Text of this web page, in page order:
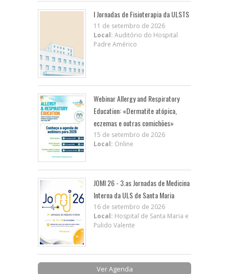
I Jornadas de Fisioterapia da ULSTS
11 de setembro de 2026
Local: Auditório do Hospital
Padre Américo
Webinar Allergy and Respiratory
Education: «Dermatite atópica,
eczemas e outras comichões»
15 de setembro de 2026
Local: Online
JOMI 26 - 3.as Jornadas de Medicina
Interna da ULS de Santa Maria
16 de setembro de 2026
Local: Hospital de Santa Maria e
Pulido Valente
Ver Agenda